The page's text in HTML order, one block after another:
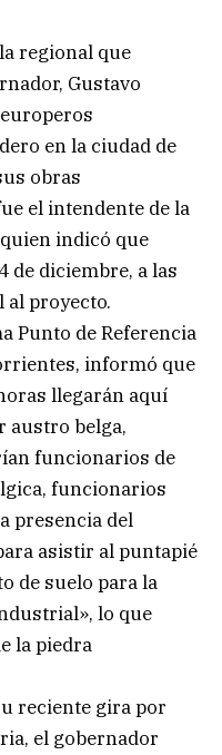
regional que
Gustavo
en la ciudad de
obras
el intendente de la
indicó que
de diciembre, a las
al proyecto.
Punto de Referencia
informó que
llegarán aquí
austro belga,
funcionarios de
funcionarios
presencia del
asistir al puntapié
de suelo para la
lo que
la piedra
reciente gira por
el gobernador